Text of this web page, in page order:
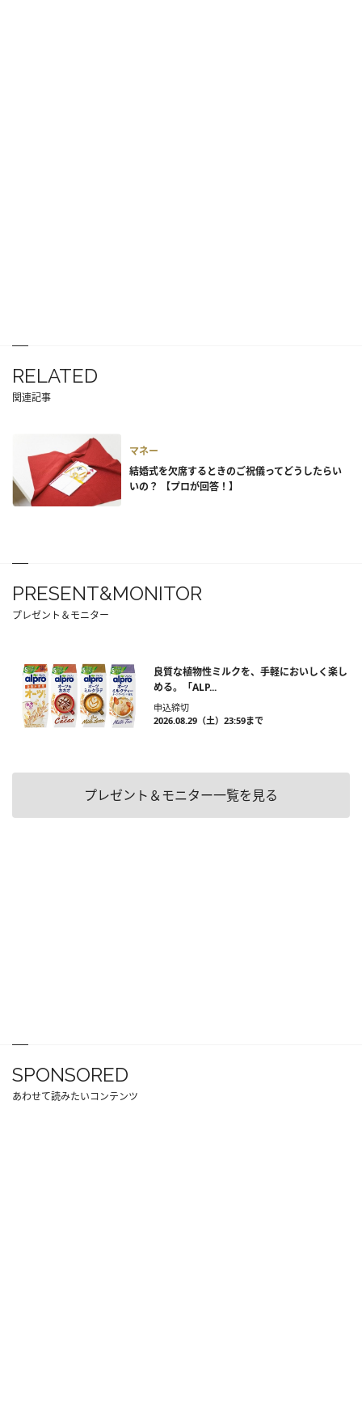
RELATED
関連記事
マネー
結婚式を欠席するときのご祝儀ってどうしたらい
いの？ 【プロが回答！】
PRESENT&MONITOR
プレゼント＆モニター
良質な植物性ミルクを、手軽においしく楽し
める。「ALP...
申込締切
2026.08.29（土）23:59まで
プレゼント＆モニター一覧を見る
SPONSORED
あわせて読みたいコンテンツ